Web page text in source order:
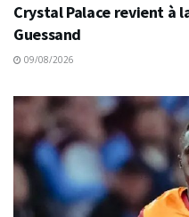
Crystal Palace revient à
Guessand
09/08/2026